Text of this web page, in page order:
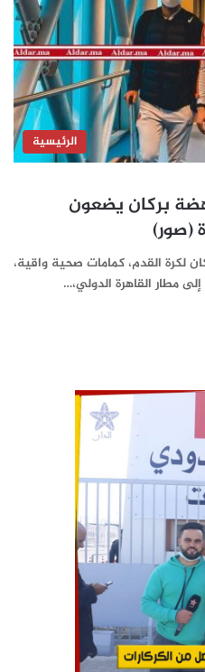
الرئيسية
بركان يضعون
(صور)
لكرة القدم، كمامات صحية واقية،
مطار القاهرة الدولي،…